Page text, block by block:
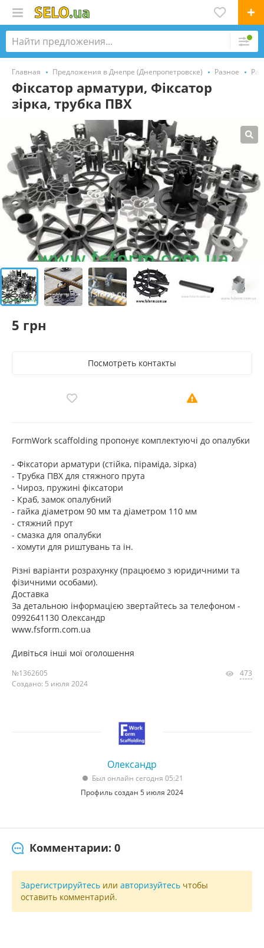
Главная Предложения в Днепре (Днепропетровске) Разное
Фіксатор арматури, Фіксатор
зірка, трубка ПВХ
5 грн
Посмотреть контакты
FormWork scaffolding пропонує комплектуючі до опалубки
- Фіксатори арматури (стійка, піраміда, зірка)
- Трубка ПВХ для стяжного прута
- Чироз, пружині фіксатори
- Краб, замок опалубний
- гайка діаметром 90 мм та діаметром 110 мм
- стяжний прут
- смазка для опалубки
- хомути для риштувань та ін.
Різні варіанти розрахунку (працюємо з юридичними та
фізичними особами).
Доставка
За детальною інформацією звертайтесь за телефоном -
0992641130 Олександр
www.fsform.com.ua
Дивіться інші мої оголошення
№1362605
Создано: 5 июля 2024
473
Олександр
Был онлайн сегодня 05:21
Профиль создан 5 июля 2024
Комментарии: 0
Зарегистрируйтесь или авторизуйтесь чтобы
оставить комментарий.